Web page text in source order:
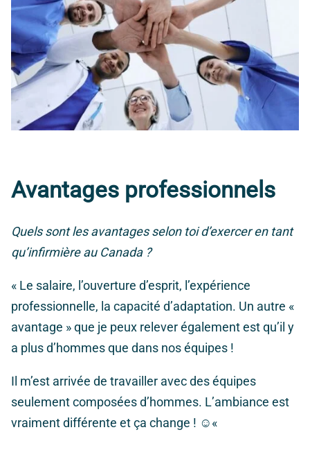
Avantages professionnels
Quels sont les avantages selon toi d’exercer en tant
qu’infirmière au Canada ?
« Le salaire, l’ouverture d’esprit, l’expérience
professionnelle, la capacité d’adaptation. Un autre «
avantage » que je peux relever également est qu’il y
a plus d’hommes que dans nos équipes !
Il m’est arrivée de travailler avec des équipes
seulement composées d’hommes. L’ambiance est
vraiment différente et ça change ! ☺«